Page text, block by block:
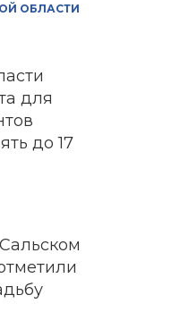
ОБЛАСТИ
для
до 17